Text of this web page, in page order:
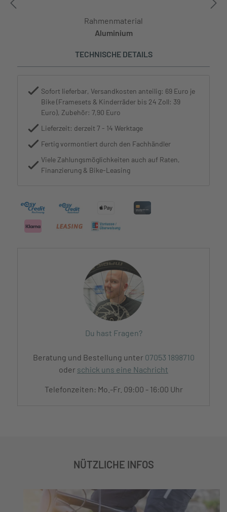
Rahmenmaterial
Aluminium
TECHNISCHE DETAILS
Sofort lieferbar, Versandkosten anteilig: 69 Euro je
Bike (Framesets & Kinderräder bis 24 Zoll: 39
Euro), Zubehör: 7,90 Euro
Lieferzeit: derzeit 7 - 14 Werktage
Fertig vormontiert durch den Fachhändler
Viele Zahlungsmöglichkeiten auch auf Raten,
Finanzierung & Bike-Leasing
Du hast Fragen?
Beratung und Bestellung unter 07053 1898710
oder schick uns eine Nachricht
Telefonzeiten: Mo.-Fr. 09:00 - 16:00 Uhr
NÜTZLICHE INFOS